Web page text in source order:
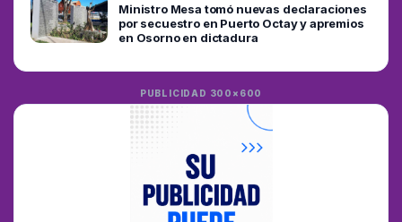
Ministro Mesa tomó nuevas declaraciones
por secuestro en Puerto Octay y apremios
en Osorno en dictadura
PUBLICIDAD 300×600